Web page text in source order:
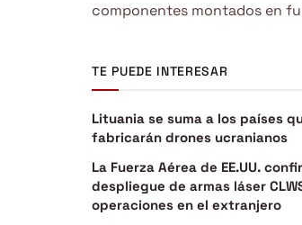
componentes montados en
TE PUEDE INTERESAR
Lituania se suma a los países
fabricarán drones ucranianos
La Fuerza Aérea de EE.UU.
despliegue de armas láser
operaciones en el extranjero